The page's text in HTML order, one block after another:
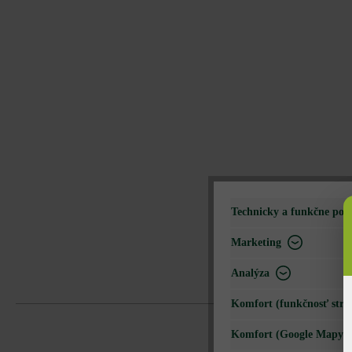
Technicky a funkčne
Marketing
Analýza
Komfort (funkčnosť
Komfort (Google Mapy)